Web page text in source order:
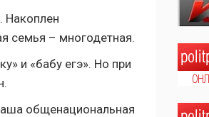
Накоплен
семья – многодетная.
и «бабу егэ». Но при
общенациональная